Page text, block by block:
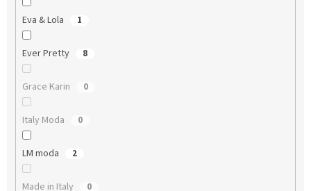
Eva & Lola 1
Ever Pretty 8
Grace Karin 0
Italy Moda 0
LM moda 2
Made in Italy 0